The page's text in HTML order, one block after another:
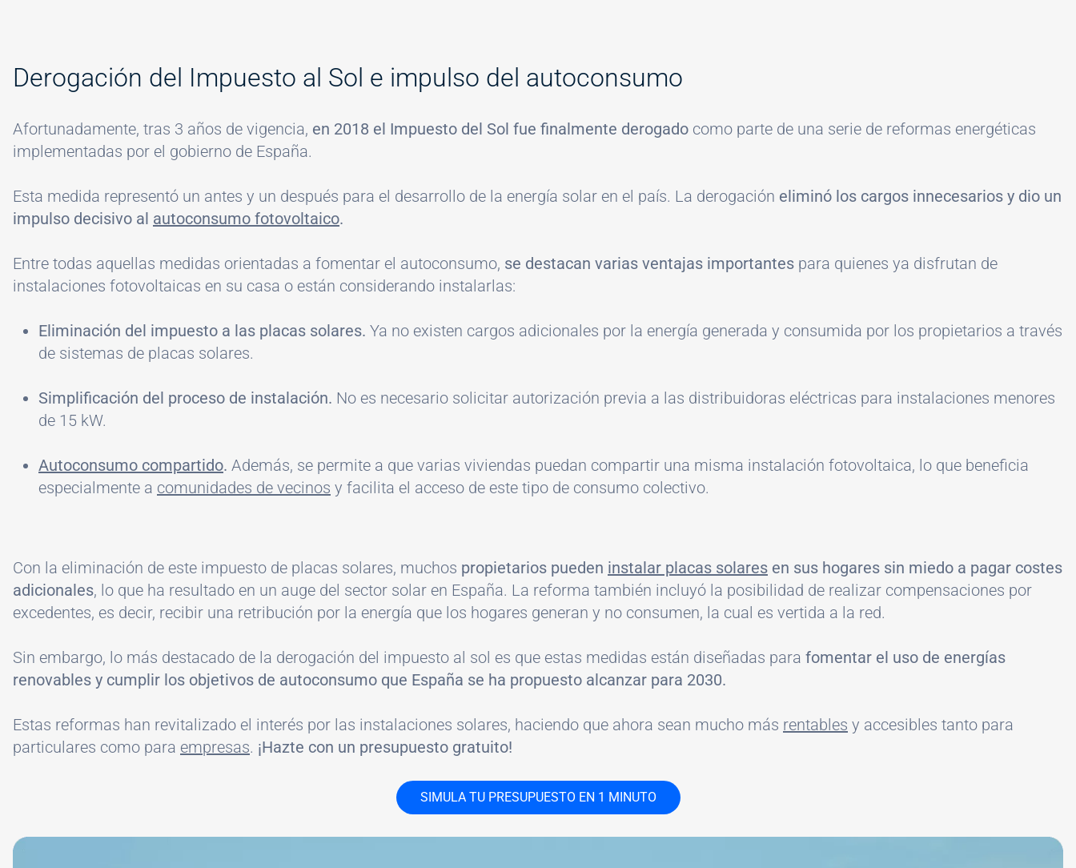
#
Derogación del Impuesto al Sol e impulso del autoconsumo
Afortunadamente, tras 3 años de vigencia, en 2018 el Impuesto del Sol fue finalmente derogado como parte de una serie de reformas energéticas
implementadas por el gobierno de España.
Esta medida representó un antes y un después para el desarrollo de la energía solar en el país. La derogación eliminó los cargos innecesarios y dio un
impulso decisivo al autoconsumo fotovoltaico.
Entre todas aquellas medidas orientadas a fomentar el autoconsumo, se destacan varias ventajas importantes para quienes ya disfrutan de
instalaciones fotovoltaicas en su casa o están considerando instalarlas:
Eliminación del impuesto a las placas solares. Ya no existen cargos adicionales por la energía generada y consumida por los propietarios a través
de sistemas de placas solares.
Simplificación del proceso de instalación. No es necesario solicitar autorización previa a las distribuidoras eléctricas para instalaciones menores
de 15 kW.
Autoconsumo compartido. Además, se permite a que varias viviendas puedan compartir una misma instalación fotovoltaica, lo que beneficia
especialmente a comunidades de vecinos y facilita el acceso de este tipo de consumo colectivo.
Con la eliminación de este impuesto de placas solares, muchos propietarios pueden instalar placas solares en sus hogares sin miedo a pagar costes
adicionales, lo que ha resultado en un auge del sector solar en España. La reforma también incluyó la posibilidad de realizar compensaciones por
excedentes, es decir, recibir una retribución por la energía que los hogares generan y no consumen, la cual es vertida a la red.
Sin embargo, lo más destacado de la derogación del impuesto al sol es que estas medidas están diseñadas para fomentar el uso de energías
renovables y cumplir los objetivos de autoconsumo que España se ha propuesto alcanzar para 2030.
Estas reformas han revitalizado el interés por las instalaciones solares, haciendo que ahora sean mucho más rentables y accesibles tanto para
particulares como para empresas. ¡Hazte con un presupuesto gratuito!
SIMULA TU PRESUPUESTO EN 1 MINUTO
Image